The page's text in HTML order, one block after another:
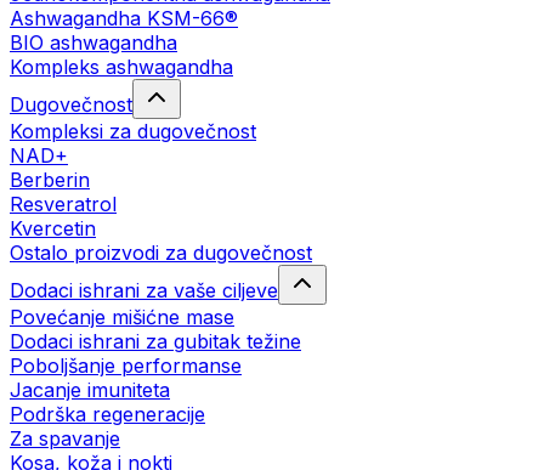
Ashwagandha KSM-66®
BIO ashwagandha
Kompleks ashwagandha
Dugovečnost
Kompleksi za dugovečnost
NAD+
Berberin
Resveratrol
Kvercetin
Ostalo proizvodi za dugovečnost
Dodaci ishrani za vaše ciljeve
Povećanje mišićne mase
Dodaci ishrani za gubitak težine
Poboljšanje performanse
Jacanje imuniteta
Podrška regeneracije
Za spavanje
Kosa, koža i nokti